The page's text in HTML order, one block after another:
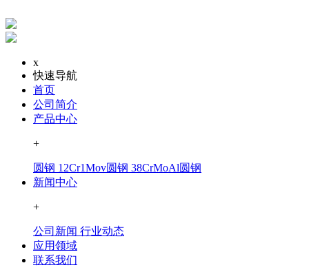
x
快速导航
首页
公司简介
产品中心
+
圆钢 12Cr1Mov圆钢 38CrMoAl圆钢
新闻中心
+
公司新闻 行业动态
应用领域
联系我们